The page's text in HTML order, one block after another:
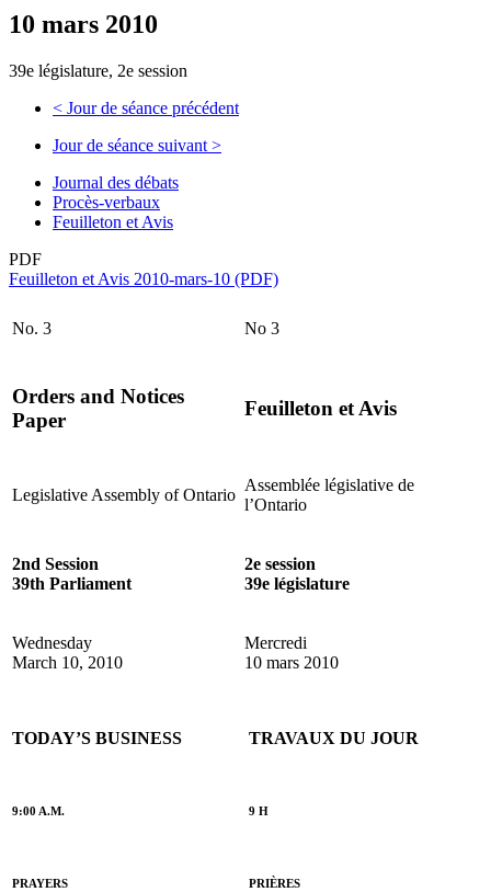
10 mars 2010
39e législature, 2e session
< Jour de séance précédent
Jour de séance suivant >
Journal des débats
Procès-verbaux
Feuilleton et Avis
PDF
Feuilleton et Avis 2010-mars-10 (PDF)
No. 3 No 3
Orders and Notices
Paper
Feuilleton et Avis
Legislative Assembly of Ontario
Assemblée législative de
l’Ontario
2nd Session
39th Parliament
2e session
39e législature
Wednesday
March 10, 2010
Mercredi
10 mars 2010
TODAY’S BUSINESS TRAVAUX DU JOUR
9:00 A.M. 9 H
PRAYERS PRIÈRES